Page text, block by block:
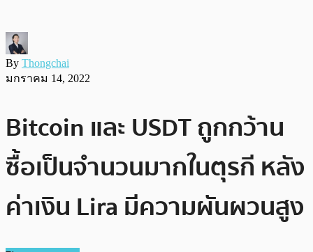
By Thongchai
มกราคม 14, 2022
Bitcoin และ USDT ถูกกว้าน
ซื้อเป็นจำนวนมากในตุรกี หลัง
ค่าเงิน Lira มีความผันผวนสูง